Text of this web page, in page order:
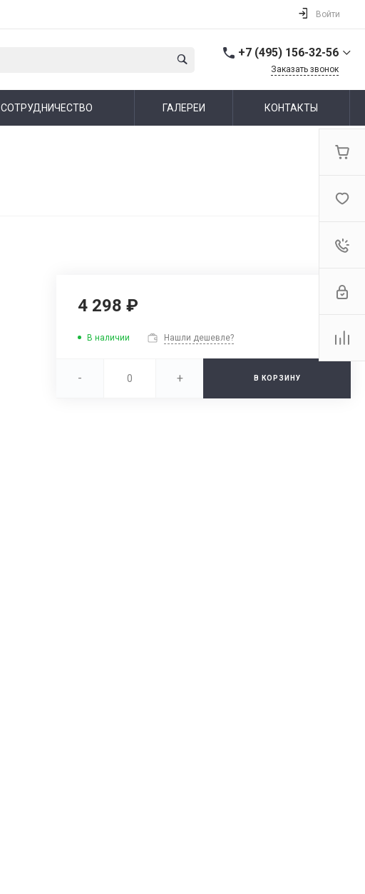
Войти
+7 (495) 156-32-56
г. Москва,
Пн-Пт: 10:00-19:00 Cб-Вс:
Заказать звонок
СОТРУДНИЧЕСТВО ГАЛЕРЕИ КОНТАКТЫ
4 298 ₽
В наличии Нашли дешевле?
- + В КОРЗИНУ